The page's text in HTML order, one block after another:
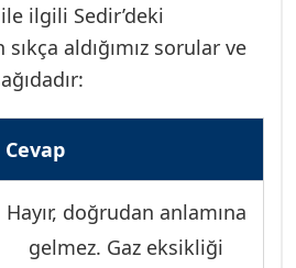
müşterilerimizin
da cevap
bölgesinde hizmet
geçebilirsiniz.
ilgili Sedir’deki
aldığımız sorular ve
Cevap
Hayır, doğrudan anlamına
gelmez. Gaz eksikliği